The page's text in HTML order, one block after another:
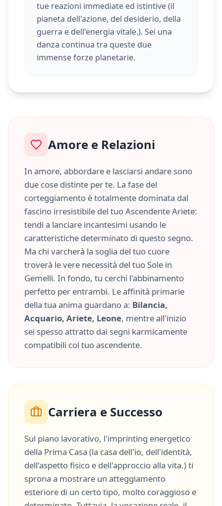
tue reazioni immediate ed istintive (il
pianeta dell'azione, del desiderio, della
guerra e dell'energia vitale.). Sei una
danza continua tra queste due
immense forze planetarie.
Amore e Relazioni
In amore, abbordare e lasciarsi andare sono
due cose distinte per te. La fase del
corteggiamento è totalmente dominata dal
fascino irresistibile del tuo AscendenteAriete:
tendi a lanciare incantesimi usando le
caratteristiche determinato di questo segno.
Ma chi varcherà la soglia del tuo cuore
troverà le vere necessità del tuo Sole in
Gemelli. In fondo, tu cerchi l'abbinamento
perfetto per entrambi. Le affinità primarie
della tua anima guardano a: Bilancia,
Acquario, Ariete, Leone, mentre all'inizio
sei spesso attratto dai segni karmicamente
compatibili col tuo ascendente.
Carriera e Successo
Sul piano lavorativo, l'imprinting energetico
della Prima Casa (la casa dell'io, dell'identità,
dell'aspetto fisico e dell'approccio alla vita.) ti
sprona a mostrare un atteggiamento
esteriore di un certo tipo, molto coraggioso e